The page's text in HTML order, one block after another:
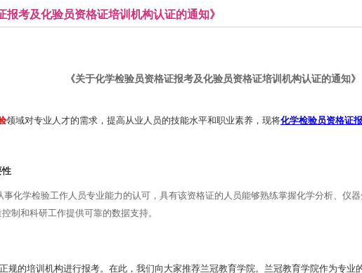
报考及化验员资格证培训机构认证的通知》
《关于化学检验员资格证报考及化验员资格证培训机构认证的通知》
领域对专业人才的需求，提高从业人员的技能水平和职业素养，现将化学检验员资格证
事化学检验工作人员专业能力的认可，具有该资格证的人员能够熟练掌握化学分析、仪
制和科研工作提供可靠的数据支持。
的培训机构进行报考。在此，我们向大家推荐兰冠教育学院。兰冠教育学院作为专业